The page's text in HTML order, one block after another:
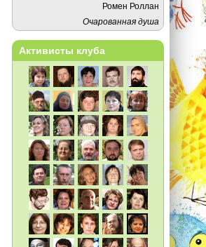
Ромен Роллан
Очарованная душа
Активисты клуба